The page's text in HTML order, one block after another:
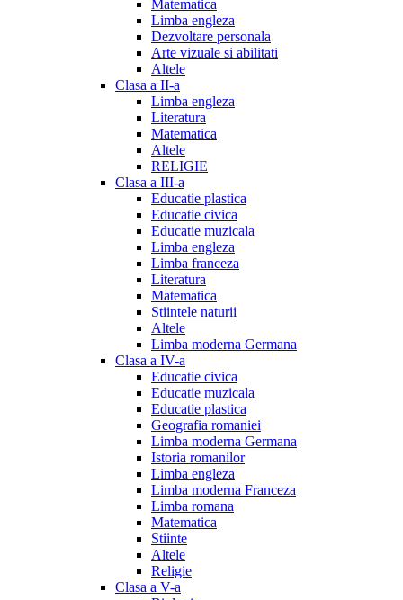
Matematica
Limba engleza
Dezvoltare personala
Arte vizuale si abilitati
Altele
Clasa a II-a
Limba engleza
Literatura
Matematica
Altele
RELIGIE
Clasa a III-a
Educatie plastica
Educatie civica
Educatie muzicala
Limba engleza
Limba franceza
Literatura
Matematica
Stiintele naturii
Altele
Limba moderna Germana
Clasa a IV-a
Educatie civica
Educatie muzicala
Educatie plastica
Geografia romaniei
Limba moderna Germana
Istoria romanilor
Limba engleza
Limba moderna Franceza
Limba romana
Matematica
Stiinte
Altele
Religie
Clasa a V-a